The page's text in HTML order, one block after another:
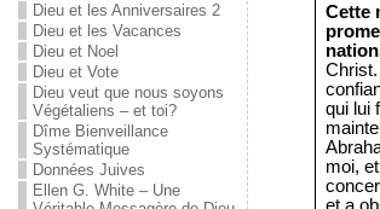
Dieu et les Anniversaires 2
Dieu et les Vacances
Dieu et Noel
Dieu et Vote
Dieu veut que nous soyons
Végétaliens – et toi?
Dîme Bienveillance
Systématique
Données Juives
Ellen G. White – Une
Cette
qui lui
moi,
et a